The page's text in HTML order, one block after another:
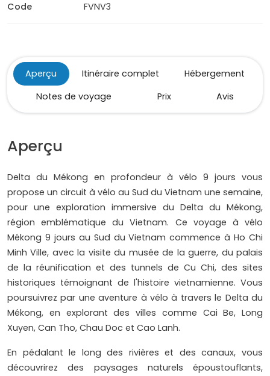
Code FVNV3
Aperçu Itinéraire complet
Hébergement
Notes de voyage
Prix Avis
Aperçu
Delta du Mékong en profondeur à vélo 9 jours vous
propose un circuit à vélo au Sud du Vietnam une semaine,
pour une exploration immersive du Delta du Mékong,
région emblématique du Vietnam. Ce voyage à vélo
Mékong 9 jours au Sud du Vietnam commence à Ho Chi
Minh Ville, avec la visite du musée de la guerre, du palais
de la réunification et des tunnels de Cu Chi, des sites
historiques témoignant de l'histoire vietnamienne. Vous
poursuivrez par une aventure à vélo à travers le Delta du
Mékong, en explorant des villes comme Cai Be, Long
Xuyen, Can Tho, Chau Doc et Cao Lanh.
En pédalant le long des rivières et des canaux, vous
découvrirez des paysages naturels époustouflants,